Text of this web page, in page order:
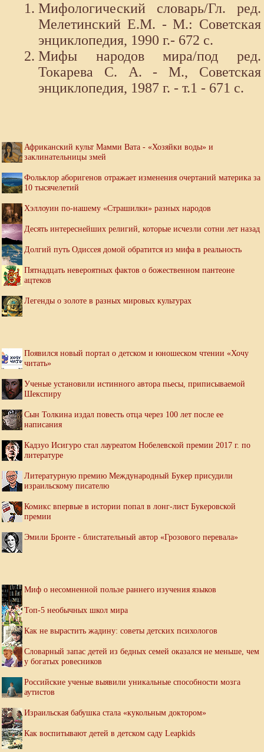
Мифологический словарь/Гл. ред.
Мелетинский Е.М. - М.: Советская
энциклопедия, 1990 г.- 672 с.
Мифы народов мира/под ред.
Токарева С. А. - М., Советская
энциклопедия, 1987 г. - т.1 - 671 с.
Африканский культ Мамми Вата - «Хозяйки воды» и
заклинательницы змей
Фольклор аборигенов отражает изменения очертаний материка за
10 тысячелетий
Хэллоуин по-нашему «Страшилки» разных народов
Десять интереснейших религий, которые исчезли сотни лет назад
Долгий путь Одиссея домой обратится из мифа в реальность
Пятнадцать невероятных фактов о божественном пантеоне
ацтеков
Легенды о золоте в разных мировых культурах
Появился новый портал о детском и юношеском чтении «Хочу
читать»
Ученые установили истинного автора пьесы, приписываемой
Шекспиру
Сын Толкина издал повесть отца через 100 лет после ее
написания
Кадзуо Исигуро стал лауреатом Нобелевской премии 2017 г. по
литературе
Литературную премию Международный Букер присудили
израильскому писателю
Комикс впервые в истории попал в лонг-лист Букеровской
премии
Эмили Бронте - блистательный автор «Грозового перевала»
Миф о несомненной пользе раннего изучения языков
Топ-5 необычных школ мира
Как не вырастить жадину: советы детских психологов
Словарный запас детей из бедных семей оказался не меньше, чем
у богатых ровесников
Российские ученые выявили уникальные способности мозга
аутистов
Израильская бабушка стала «кукольным доктором»
Как воспитывают детей в детском саду Leapkids